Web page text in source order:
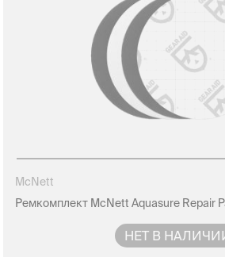
McNett
Ремкомплект McNett Aquasure Repair
НЕТ В